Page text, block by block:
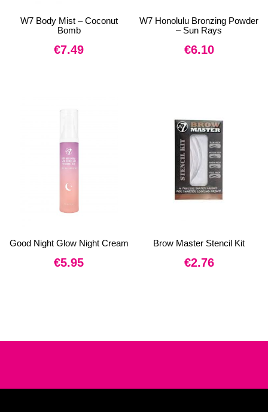
W7 Body Mist – Coconut
Bomb
€7.49
W7 Honolulu Bronzing Powder
– Sun Rays
€6.10
Good Night Glow Night Cream
€5.95
Brow Master Stencil Kit
€2.76